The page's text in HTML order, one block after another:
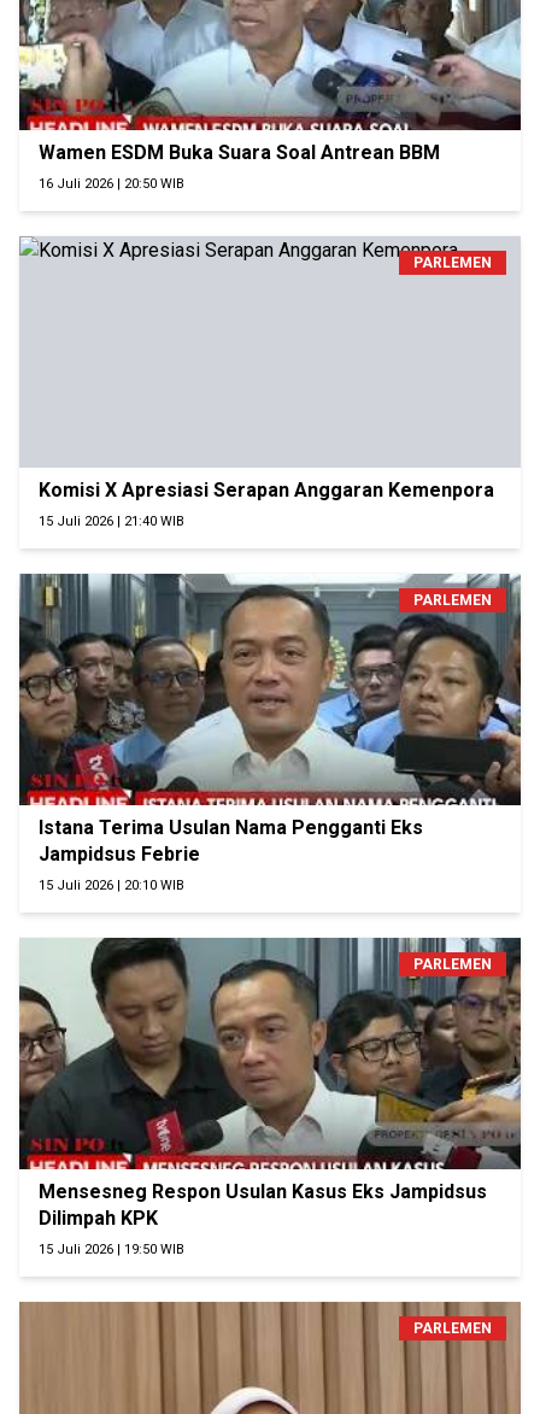
Wamen ESDM Buka Suara Soal Antrean BBM
16 Juli 2026 | 20:50 WIB
PARLEMEN
Komisi X Apresiasi Serapan Anggaran Kemenpora
15 Juli 2026 | 21:40 WIB
PARLEMEN
Istana Terima Usulan Nama Pengganti Eks
Jampidsus Febrie
15 Juli 2026 | 20:10 WIB
PARLEMEN
Mensesneg Respon Usulan Kasus Eks Jampidsus
Dilimpah KPK
15 Juli 2026 | 19:50 WIB
PARLEMEN